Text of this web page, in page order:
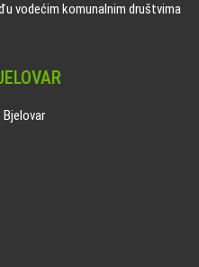
vodećim komunalnim društvima
Bjelovar